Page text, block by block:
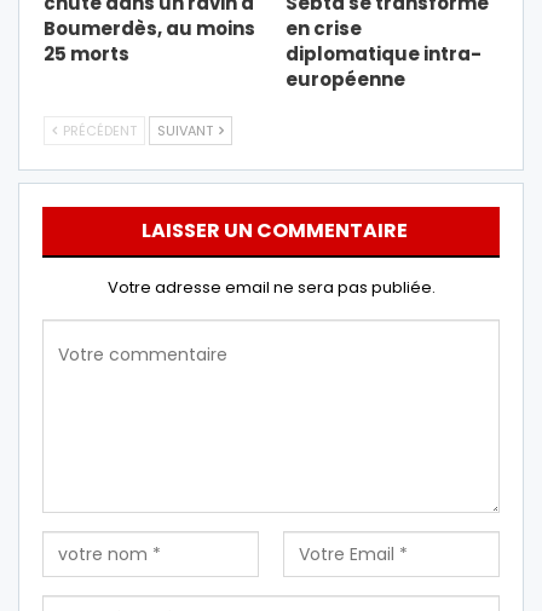
Boumerdès, au moins
25 morts
en crise
diplomatique intra-
européenne
PRÉCÉDENT SUIVANT
LAISSER UN COMMENTAIRE
Votre adresse email ne sera pas publiée.